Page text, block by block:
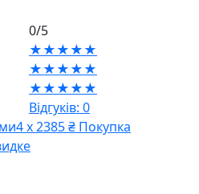
0/5
★★★★★
★★★★★
★★★★★
Відгуків: 0
4 х 2385 ₴ Покупка